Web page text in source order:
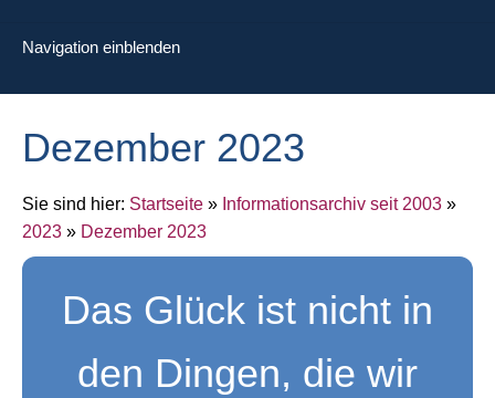
Navigation einblenden
Dezember 2023
Sie sind hier: Startseite » Informationsarchiv seit 2003 »
2023 » Dezember 2023
Das Glück ist nicht in
den Dingen, die wir